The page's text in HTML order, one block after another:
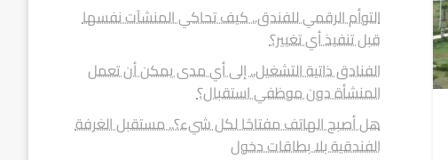
التوأم الرقمي للفندق.. كيف تحاكي المنشآت نفسها
قبل تنفيذ أي تغيير؟
الفنادق ذاتية التشغيل.. إلى أي مدى يمكن أن تعمل
المنشأة دون موظفي استقبال؟
هل أصبح الهاتف مفتاحًا لكل شيء؟.. مستقبل الغرفة
الفندقية بلا بطاقات دخول